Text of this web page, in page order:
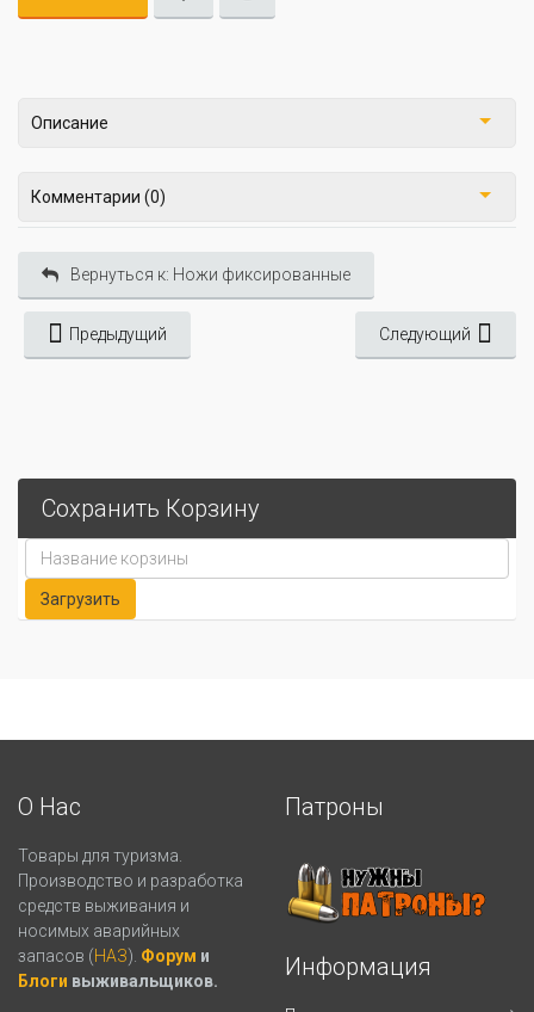
Описание
Комментарии (0)
Вернуться к: Ножи фиксированные
Предыдущий Следующий
Сохранить Корзину
О Нас
Товары для туризма.
Производство и разработка
средств выживания и
носимых аварийных
запасов (НАЗ). Форум и
Блоги выживальщиков.
Патроны
Информация